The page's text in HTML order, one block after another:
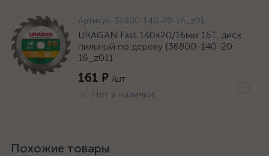
Артикул: 36800-140-20-16_z01
URAGAN Fast 140x20/16мм 16Т, диск
пильный по дереву {36800-140-20-
16_z01}
161 ₽ /шт
Нет в наличии
Похожие товары